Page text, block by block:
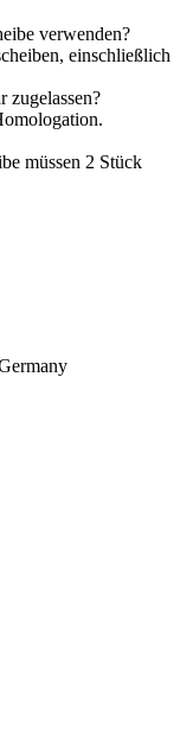
verwenden?
einschließlich
zugelassen?
müssen 2 Stück